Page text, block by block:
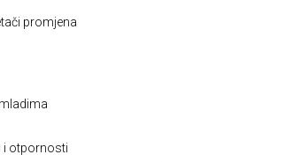
promjena
i otpornosti